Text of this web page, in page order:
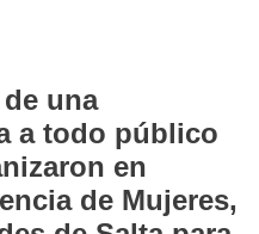
una
a todo público
en
de Mujeres,